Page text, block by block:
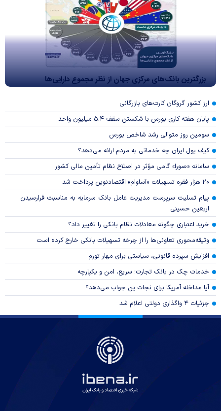
بزرگترین بانک‌های مرکزی جهان از نظر مجموع دارایی‌ها
ارز کشور گروگان کارت‌های بازرگانی
پایان هفته کاری بورس با شکستن سقف ۵.۴ میلیون واحد
سومین روز متوالی رشد شاخص بورس
کیف پول ایران چه خدماتی به مردم ارائه می‌دهد؟
سامانه «صورا» گامی مؤثر در اصلاح نظام تأمین مالی کشور
۲۰ هزار فقره تسهیلات «آساوام» اقتصادنوین پرداخت شد
پیام تسلیت سرپرست مدیریت عامل بانک سرمایه به مناسبت فرارسیدن
اربعین حسینی
خرید اعتباری چگونه معادلات نظام بانکی را تغییر داد؟
وثیقه‌محوری تعاونی‌ها را از چرخه تسهیلات بانکی خارج کرده است
افزایش سپرده قانونی، سیاستی برای مهار تورم
خدمات چک در بانک تجارت؛ سریع، امن و یکپارچه
آیا مداخله آمریکا برای نجات ین جواب می‌دهد؟
جزئیات ۴ واگذاری دولتی اعلام شد